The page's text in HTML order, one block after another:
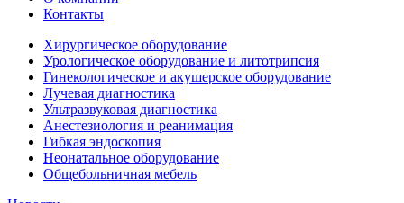
Контакты
Хирургическое оборудование
Урологическое оборудование и литотрипсия
Гинекологическое и акушерское оборудование
Лучевая диагностика
Ультразвуковая диагностика
Анестезиология и реанимация
Гибкая эндоскопия
Неонатальное оборудование
Общебольничная мебель